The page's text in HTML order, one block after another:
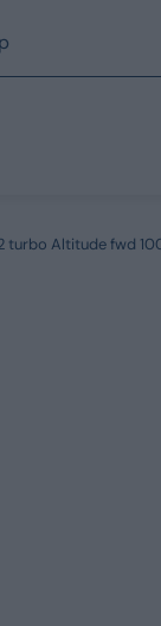
turbo Altitude fwd